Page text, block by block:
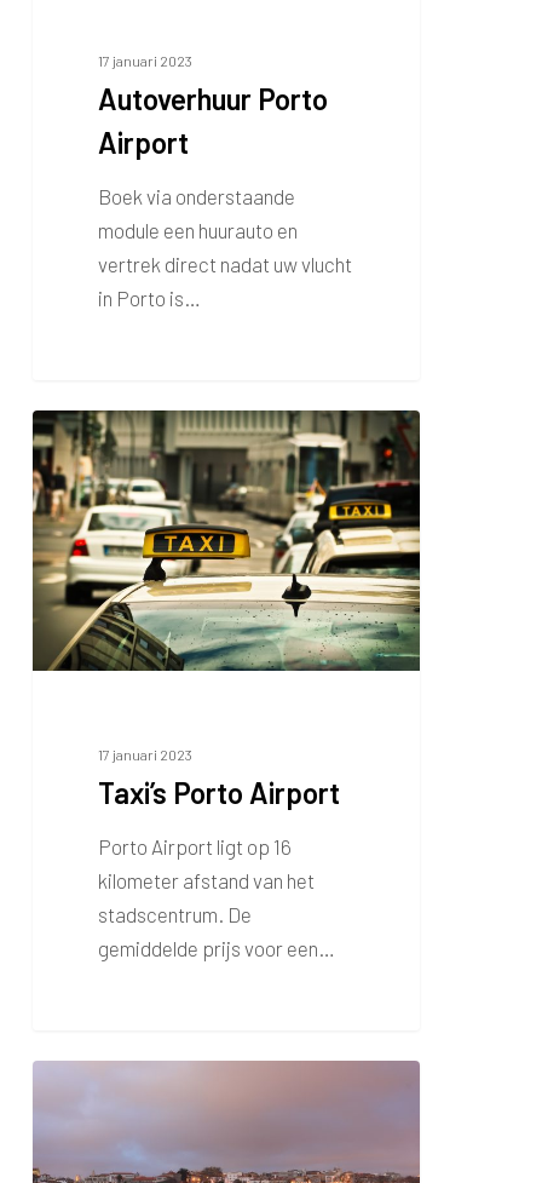
17 januari 2023
Autoverhuur Porto
Airport
Boek via onderstaande
module een huurauto en
vertrek direct nadat uw vlucht
in Porto is…
Taxi’s
Porto
Airport
17 januari 2023
Taxi’s Porto Airport
Porto Airport ligt op 16
kilometer afstand van het
stadscentrum. De
gemiddelde prijs voor een…